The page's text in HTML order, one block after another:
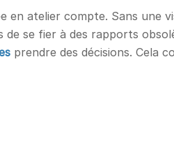
en atelier compte. Sans une
se fier à des rapports
prendre des décisions. Cela